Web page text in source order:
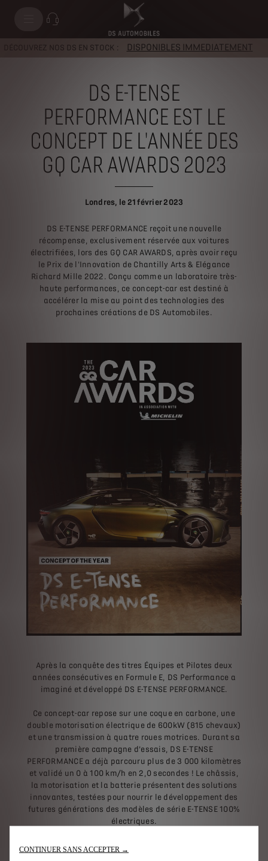
DÉCOUVREZ NOS DS EN STOCK : DISPONIBLES IMMEDIATEMENT
DS E-TENSE
PERFORMANCE EST LE
CONCEPT DE L'ANNÉE DES
GQ CAR AWARDS 2023
Londres, le 21 février 2023
DS E-TENSE PERFORMANCE reçoit une nouvelle
récompense, exclusivement réservée aux voitures
électrifiées, lors des GQ CAR AWARDS, après avoir reçu
le Prix de l'Innovation de Chantilly Arts & Elégance
Richard Mille 2022. Conçu comme un laboratoire très-
haute performances, ce concept-car est destiné à
accélérer la mise au point des technologies des
prochaines créations de DS Automobiles.
Après la conquête des titres Équipes et Pilotes deux
années consécutives en Formule E, DS Performance a
imaginé et développé DS E-TENSE PERFORMANCE.
Ce concept-car repose sur une coque en carbone, une
double motorisation électrique de 600kW (815 chevaux)
et une transmission à quatre roues motrices. Durant sa
première campagne d’essais, DS E-TENSE
PERFORMANCE a déjà parcouru plus de 3 000 kilomètres
et validé un 0 à 100 km/h en 2,0 secondes ! Le châssis,
la motorisation et la batterie présentent des solutions
innovantes, testées pour nourrir le développement des
futures générations des modèles de série E-TENSE 100%
électriques.
CONTINUER SANS ACCEPTER →